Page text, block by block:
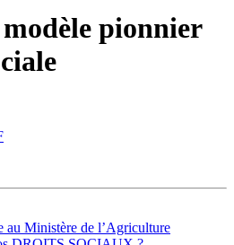
pionnier
Ministère de l’Agriculture